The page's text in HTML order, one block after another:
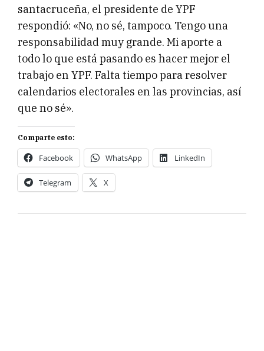
santacruceña, el presidente de YPF
respondió: «No, no sé, tampoco. Tengo una
responsabilidad muy grande. Mi aporte a
todo lo que está pasando es hacer mejor el
trabajo en YPF. Falta tiempo para resolver
calendarios electorales en las provincias, así
que no sé».
Comparte esto:
Facebook WhatsApp LinkedIn
Telegram X